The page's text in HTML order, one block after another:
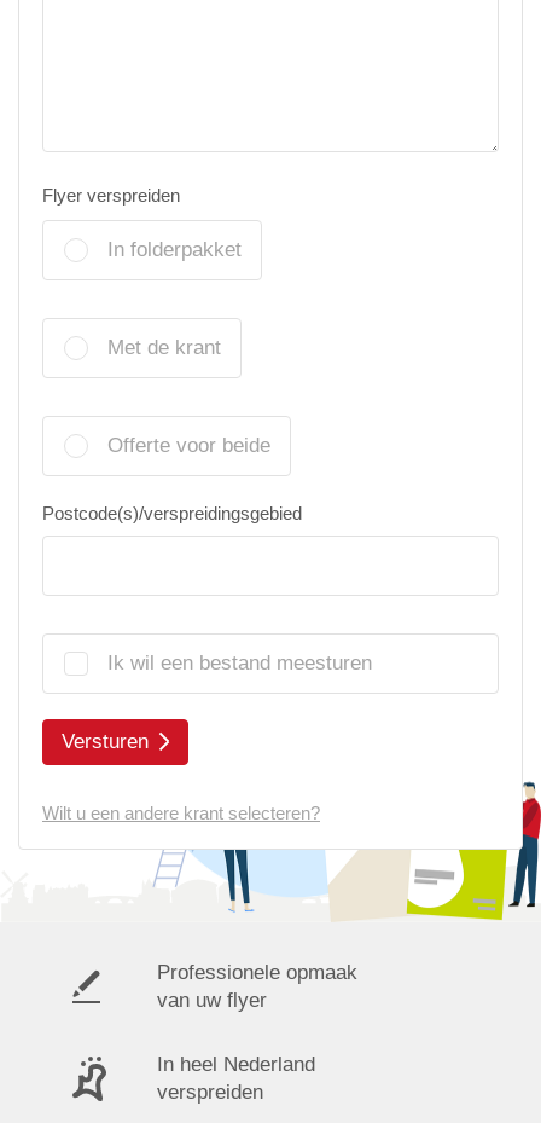
Flyer verspreiden
In folderpakket
Met de krant
Offerte voor beide
Postcode(s)/verspreidingsgebied
Ik wil een bestand meesturen
Versturen
Wilt u een andere krant selecteren?
Professionele opmaak
van uw flyer
In heel Nederland
verspreiden